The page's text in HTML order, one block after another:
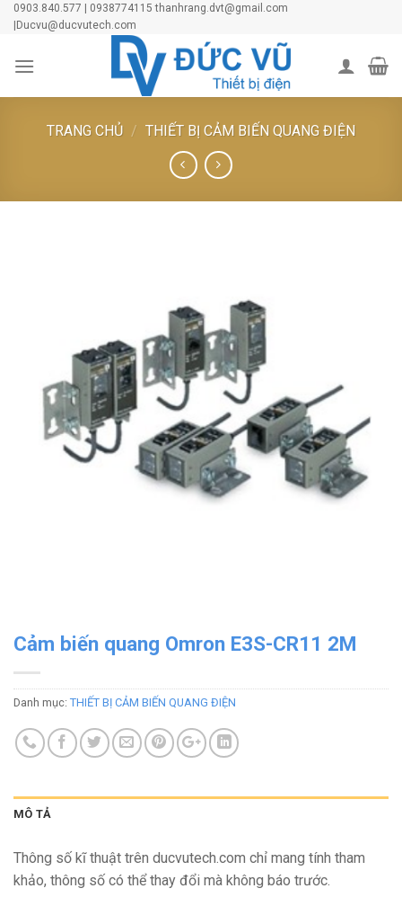
Skip0903.840.577 | 0938774115 thanhrang.dvt@gmail.com
|Ducvu@ducvutech.com
TRANG CHỦ / THIẾT BỊ CẢM BIẾN QUANG ĐIỆN
Cảm biến quang Omron E3S-CR11 2M
Danh mục: THIẾT BỊ CẢM BIẾN QUANG ĐIỆN
MÔ TẢ
Thông số kĩ thuật trên ducvutech.com chỉ mang tính tham
khảo, thông số có thể thay đổi mà không báo trước.